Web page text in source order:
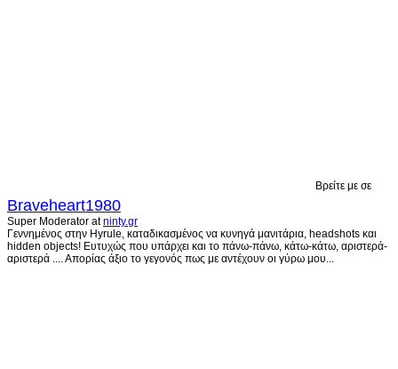
Βρείτε με σε
Braveheart1980
Super Moderator atninty.gr
Γεννημένος στην Hyrule, καταδικασμένος να κυνηγά μανιτάρια, headshots και
hidden objects! Ευτυχώς που υπάρχει και το πάνω-πάνω, κάτω-κάτω, αριστερά-
αριστερά .... Απορίας άξιο το γεγονός πως με αντέχουν οι γύρω μου...